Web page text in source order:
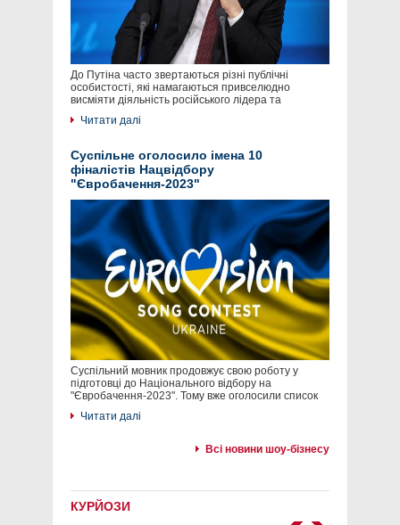
До Путіна часто звертаються різні публічні
особистості, які намагаються привселюдно
висміяти діяльність російського лідера та
Читати далі
Суспільне оголосило імена 10
фіналістів Нацвідбору
"Євробачення-2023"
Суспільний мовник продовжує свою роботу у
підготовці до Національного відбору на
"Євробачення-2023". Тому вже оголосили список
Читати далі
Всі новини шоу-бізнесу
КУРЙОЗИ